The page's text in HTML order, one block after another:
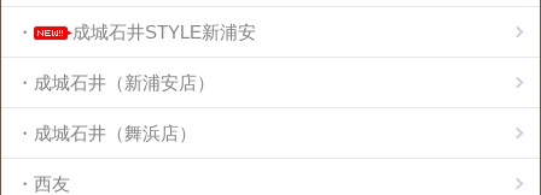
・ 成城石井STYLE新浦安
・成城石井（新浦安店）
・成城石井（舞浜店）
・西友